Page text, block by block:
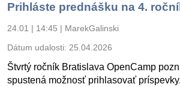
Prihláste prednášku na 4.
24.01 | 14:45 | MarekGalinski
Dátum udalosti: 25.04.2026
Štvrtý ročník Bratislava OpenCamp
spustená možnosť prihlasovať